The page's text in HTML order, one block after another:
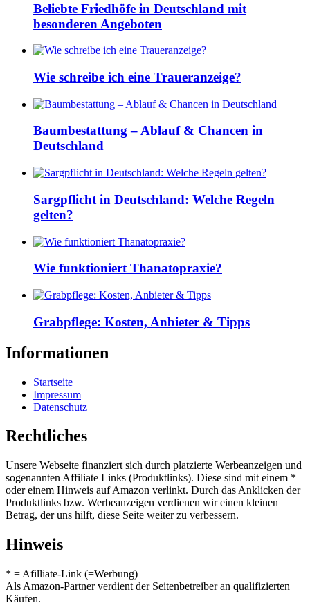
Beliebte Friedhöfe in Deutschland mit
besonderen Angeboten
Wie schreibe ich eine Traueranzeige?
Baumbestattung – Ablauf & Chancen in
Deutschland
Sargpflicht in Deutschland: Welche Regeln
gelten?
Wie funktioniert Thanatopraxie?
Grabpflege: Kosten, Anbieter & Tipps
Informationen
Startseite
Impressum
Datenschutz
Rechtliches
Unsere Webseite finanziert sich durch platzierte Werbeanzeigen und
sogenannten Affiliate Links (Produktlinks). Diese sind mit einem *
oder einem Hinweis auf Amazon verlinkt. Durch das Anklicken der
Produktlinks bzw. Werbeanzeigen verdienen wir einen kleinen
Betrag, der uns hilft, diese Seite weiter zu verbessern.
Hinweis
* = Afilliate-Link (=Werbung)
Als Amazon-Partner verdient der Seitenbetreiber an qualifizierten
Käufen.